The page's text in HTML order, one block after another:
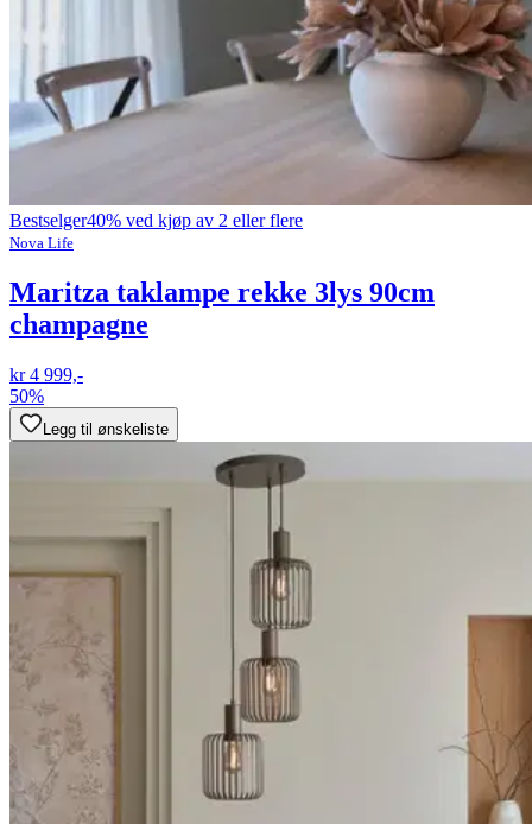
Bestselger40% ved kjøp av 2 eller flere
Nova Life
Maritza taklampe rekke 3lys 90cm
champagne
kr 4 999,-
50%
Legg til ønskeliste